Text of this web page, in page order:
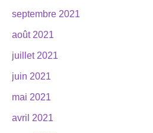
septembre 2021
août 2021
juillet 2021
juin 2021
mai 2021
avril 2021